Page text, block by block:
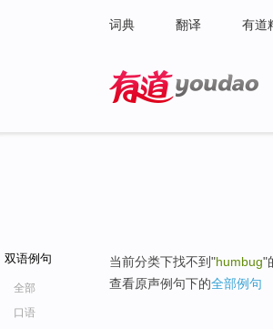
词典 翻译 有道
双语例句
全部
口语
当前分类下找不到"humbug"
查看原声例句下的全部例句